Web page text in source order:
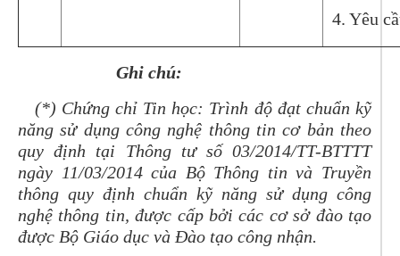
4. Yêu
Ghi chú:
(*) Chứng chỉ Tin học: Trình độ đạt chuẩn kỹ
năng sử dụng công nghệ thông tin cơ bản theo
quy định tại Thông tư số 03/2014/TT-BTTTT
ngày 11/03/2014 của Bộ Thông tin và Truyền
thông quy định chuẩn kỹ năng sử dụng công
nghệ thông tin,được cấp bởi các cơ sở đào tạo
được Bộ Giáo dục và Đào tạo công nhận.